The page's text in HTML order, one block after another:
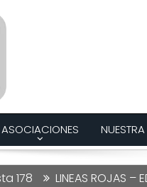
ASOCIACIONES
LINEAS ROJAS –